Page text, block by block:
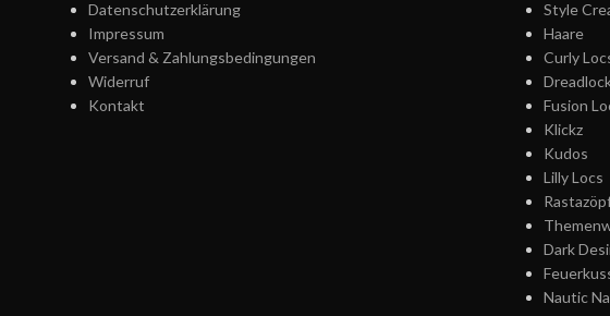
Datenschutzerklärung
Impressum
Versand & Zahlungsbedingungen
Widerruf
Kontakt
Style
Haare
Curly
Fusion
Klickz
Kudos
Lilly Locs
Dark
Nautic